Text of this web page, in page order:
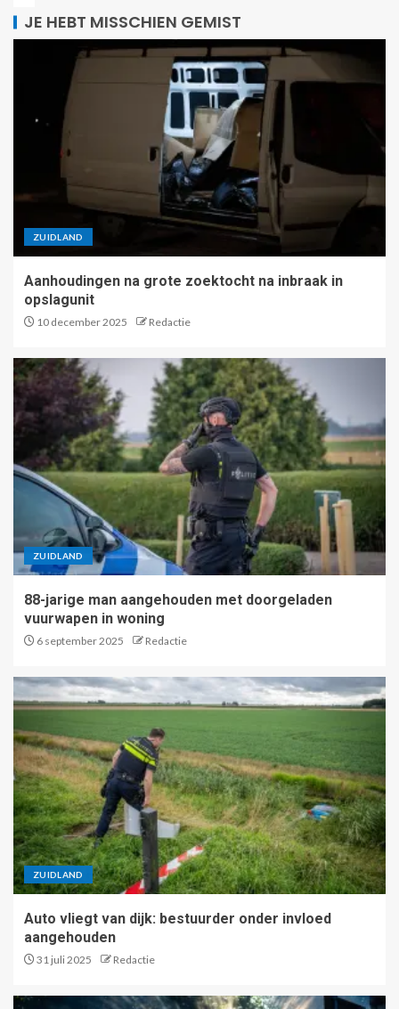
JE HEBT MISSCHIEN GEMIST
ZUIDLAND
Aanhoudingen na grote zoektocht na inbraak in
opslagunit
10 december 2025 Redactie
ZUIDLAND
88-jarige man aangehouden met doorgeladen
vuurwapen in woning
6 september 2025 Redactie
ZUIDLAND
Auto vliegt van dijk: bestuurder onder invloed
aangehouden
31 juli 2025 Redactie